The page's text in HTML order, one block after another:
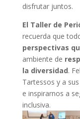
disfrutar juntos.
El Taller de
recuerda que
perspectivas
ambiente de
la diversidad.
Tartessos y a
e inspirarnos a
inclusiva.